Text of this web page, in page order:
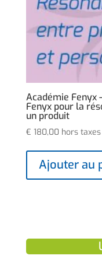
Académie Fenyx
Fenyx pour la
un produit
€ 180,00 hors taxes
Ajouter au